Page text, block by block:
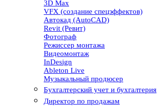
3D Max
VFX (создание спецэффектов)
Автокад (AutoCAD)
Revit (Ревит)
Фотограф
Режиссер монтажа
Видеомонтаж
InDesign
Ableton Live
Музыкальный продюсер
Бухгалтерский учет и бухгалтерия
Директор по продажам